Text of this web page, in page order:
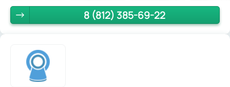
8 (812) 385-69-22